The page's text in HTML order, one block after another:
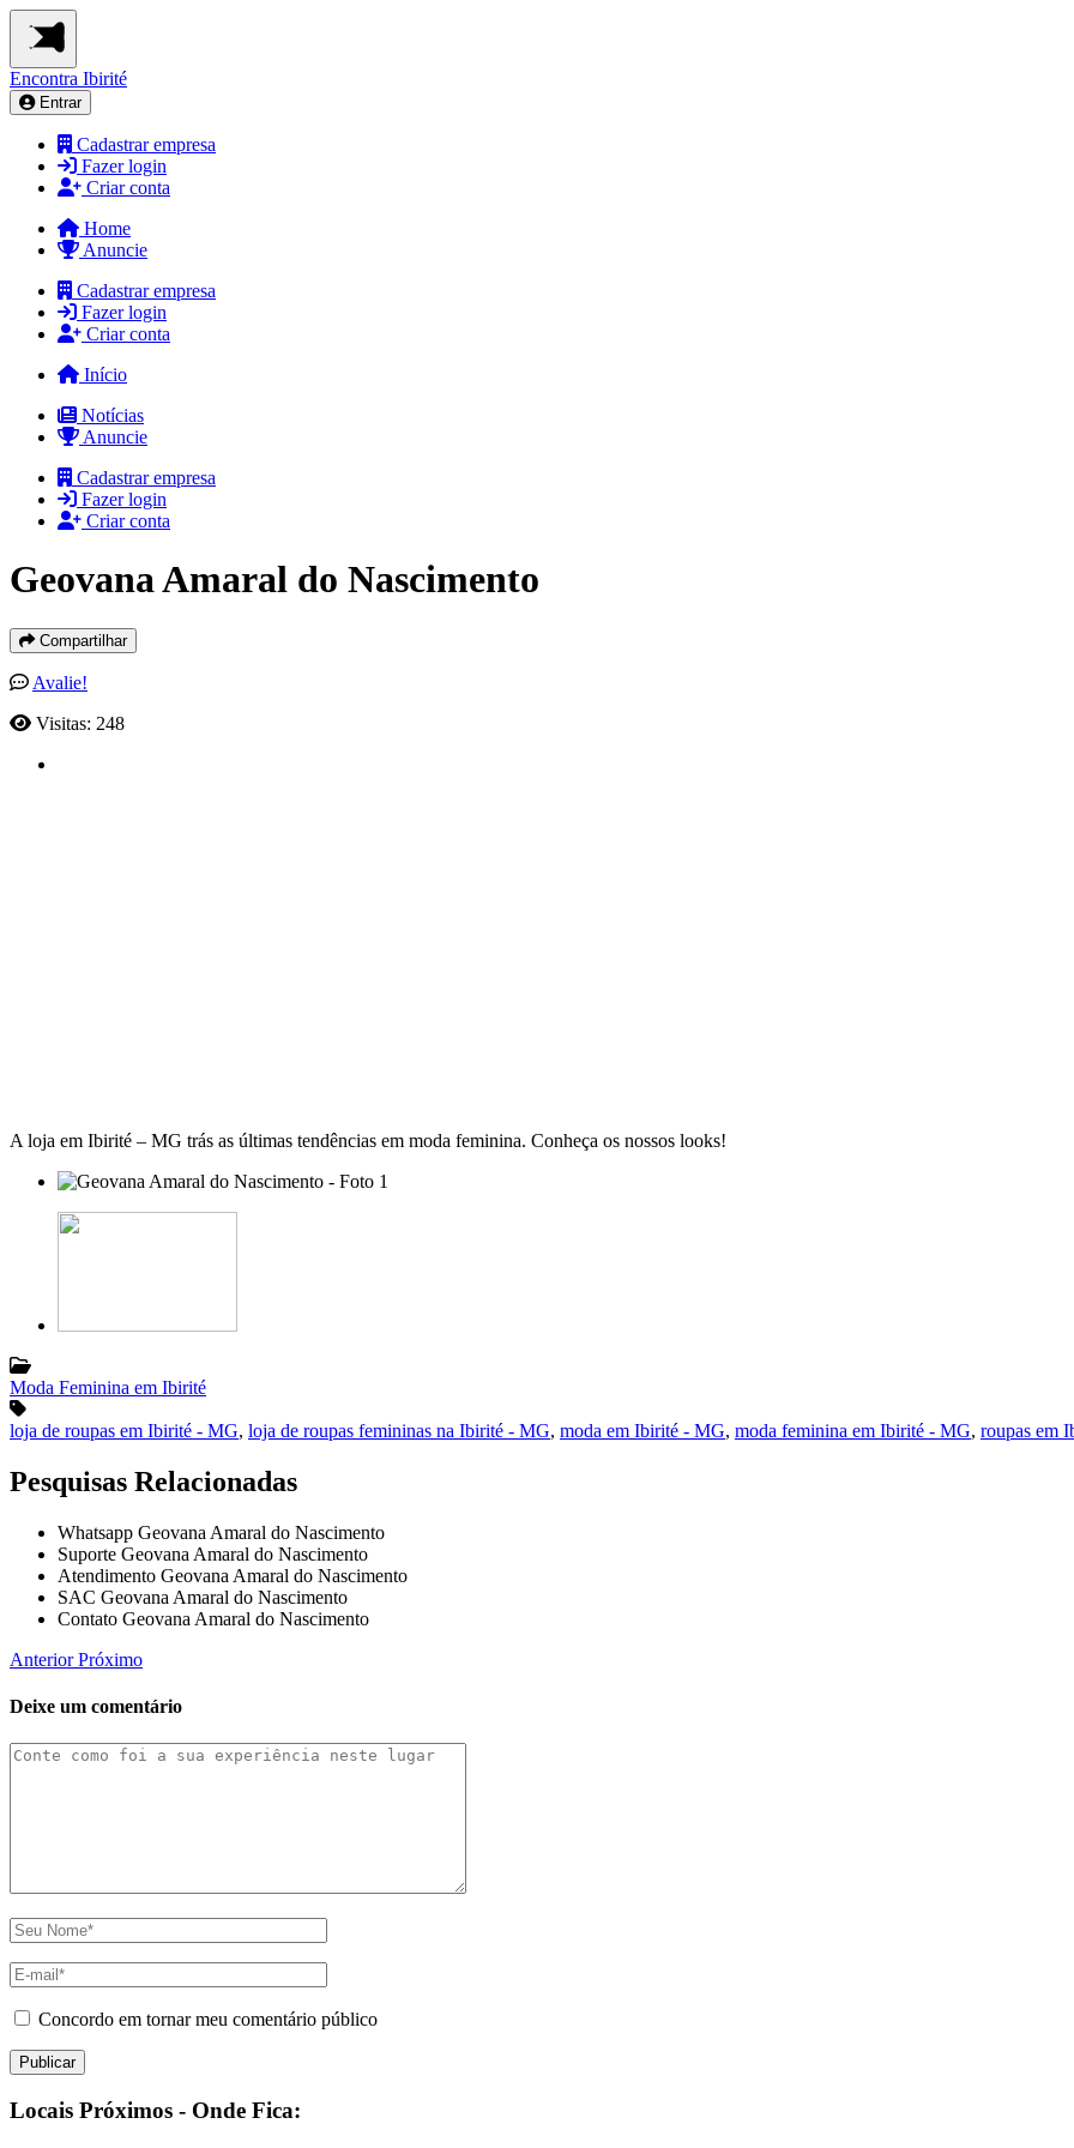
Encontra Ibirité
Entrar
Cadastrar empresa
Fazer login
Criar conta
Home
Anuncie
Cadastrar empresa
Fazer login
Criar conta
Início
Notícias
Anuncie
Cadastrar empresa
Fazer login
Criar conta
Geovana Amaral do Nascimento
Compartilhar
Avalie!
Visitas: 248
A loja em Ibirité – MG trás as últimas tendências em moda feminina. Conheça os nossos looks!
Moda Feminina em Ibirité
loja de roupas em Ibirité - MG, loja de roupas femininas na Ibirité - MG, moda em Ibirité - MG, moda feminina em Ibirité - MG, roupas em
Pesquisas Relacionadas
Whatsapp Geovana Amaral do Nascimento
Suporte Geovana Amaral do Nascimento
Atendimento Geovana Amaral do Nascimento
SAC Geovana Amaral do Nascimento
Contato Geovana Amaral do Nascimento
AnteriorPróximo
Deixe um comentário
Concordo em tornar meu comentário público
Locais Próximos - Onde Fica: